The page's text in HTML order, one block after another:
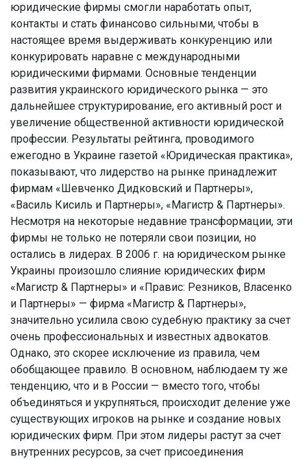
юридические фирмы смогли наработать опыт,
контакты и стать финансово сильными, чтобы в
настоящее время выдерживать конкуренцию или
конкурировать наравне с международными
юридическими фирмами. Основные тенденции
развития украинского юридического рынка — это
дальнейшее структурирование, его активный рост и
увеличение общественной активности юридической
профессии. Результаты рейтинга, проводимого
ежегодно в Украине газетой «Юридическая практика»,
показывают, что лидерство на рынке принадлежит
фирмам «Шевченко Дидковский и Партнеры»,
«Василь Кисиль и Партнеры», «Магистр & Партнеры».
Несмотря на некоторые недавние трансформации, эти
фирмы не только не потеряли свои позиции, но
остались в лидерах. В 2006 г. на юридическом рынке
Украины произошло слияние юридических фирм
«Магистр & Партнеры» и «Правис: Резников, Власенко
и Партнеры» — фирма «Магистр & Партнеры»,
значительно усилила свою судебную практику за счет
очень профессиональных и известных адвокатов.
Однако, это скорее исключение из правила, чем
обобщающее правило. В основном, наблюдаем ту же
тенденцию, что и в России — вместо того, чтобы
объединяться и укрупняться, происходит деление уже
существующих игроков на рынке и создание новых
юридических фирм. При этом лидеры растут за счет
внутренних ресурсов, за счет присоединения